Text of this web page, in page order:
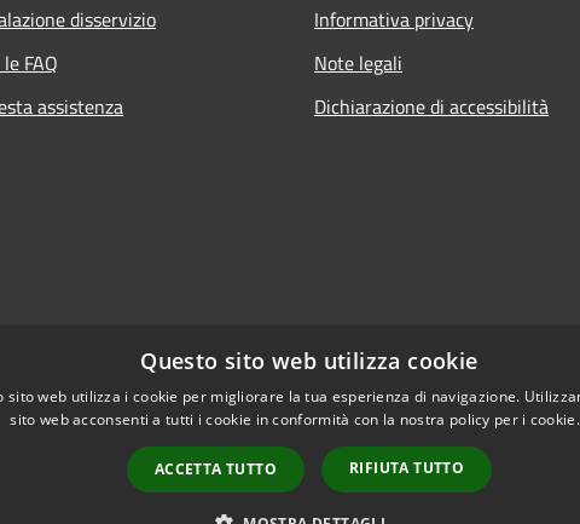
disservizio
FAQ
assistenza
Informativa privacy
Note legali
Dichiarazione di accessibilità
Copyright © 2026 •
Questo sito web utilizza cookie
sito web utilizza i cookie per migliorare la tua esperienza di navigazione.
sito web acconsenti a tutti i cookie in conformità con la nostra policy per i cookie.
ACCETTA TUTTO RIFIUTA TUTTO